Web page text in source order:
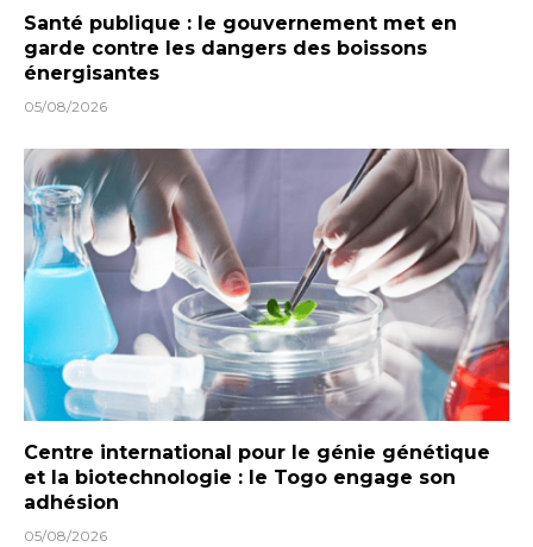
Santé publique : le gouvernement met en
garde contre les dangers des boissons
énergisantes
05/08/2026
Centre international pour le génie génétique
et la biotechnologie : le Togo engage son
adhésion
05/08/2026